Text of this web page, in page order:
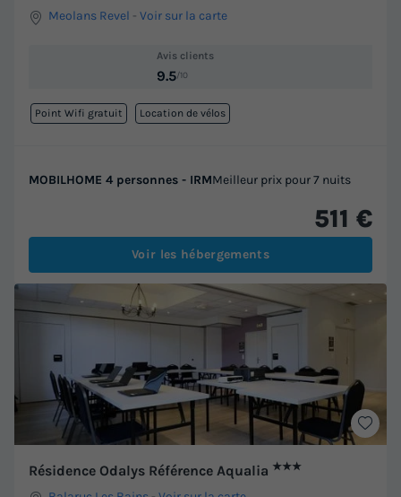
Meolans Revel -Voir sur la carte
Avis clients
9.5/10
Point Wifi gratuit Location de vélos
MOBILHOME 4 personnes - IRMMeilleur prix pour 7 nuits
511 €
Voir les hébergements
Résidence Odalys Référence Aqualia ★★★